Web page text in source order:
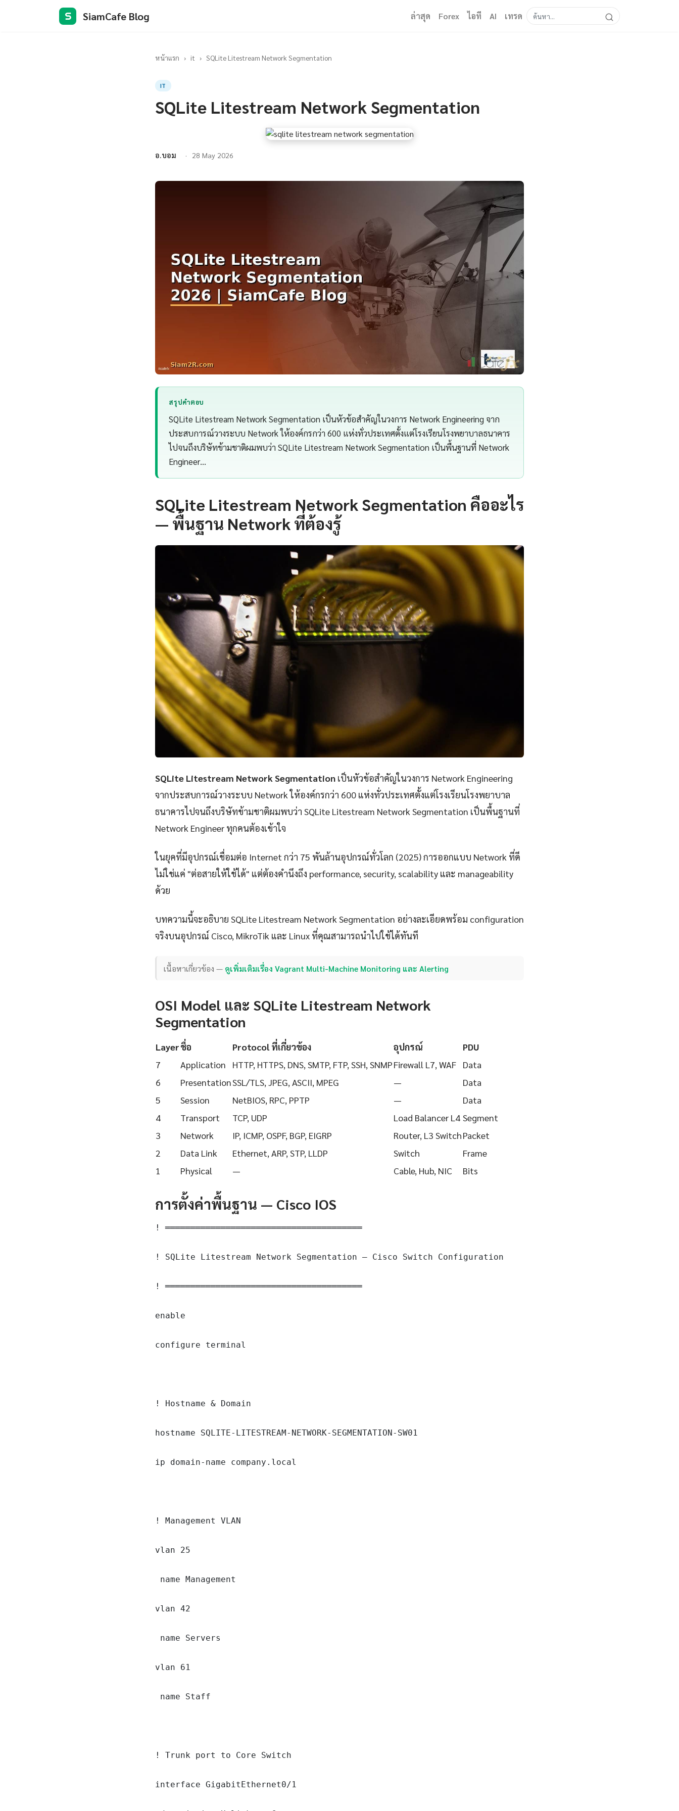
S SiamCafe Blog ล่าสุด Forex ไอที AI เทรด
หน้าแรก › it › SQLite Litestream Network Segmentation
IT
SQLite Litestream Network Segmentation
อ.บอม 28 May 2026
สรุปคำตอบ
SQLite Litestream Network Segmentation เป็นหัวข้อสำคัญในวงการ Network Engineering จาก
ประสบการณ์วางระบบ Network ให้องค์กรกว่า 600 แห่งทั่วประเทศตั้งแต่โรงเรียนโรงพยาบาลธนาคาร
ไปจนถึงบริษัทข้ามชาติผมพบว่า SQLite Litestream Network Segmentation เป็นพื้นฐานที่ Network
Engineer…
SQLite Litestream Network Segmentation คืออะไร
— พื้นฐาน Network ที่ต้องรู้
SQLite Litestream Network Segmentation เป็นหัวข้อสำคัญในวงการ Network Engineering
จากประสบการณ์วางระบบ Network ให้องค์กรกว่า 600 แห่งทั่วประเทศตั้งแต่โรงเรียนโรงพยาบาล
ธนาคารไปจนถึงบริษัทข้ามชาติผมพบว่า SQLite Litestream Network Segmentation เป็นพื้นฐานที่
Network Engineer ทุกคนต้องเข้าใจ
ในยุคที่มีอุปกรณ์เชื่อมต่อ Internet กว่า 75 พันล้านอุปกรณ์ทั่วโลก (2025) การออกแบบ Network ที่ดี
ไม่ใช่แค่ "ต่อสายให้ใช้ได้" แต่ต้องคำนึงถึง performance, security, scalability และ manageability
ด้วย
บทความนี้จะอธิบาย SQLite Litestream Network Segmentation อย่างละเอียดพร้อม configuration
จริงบนอุปกรณ์ Cisco, MikroTik และ Linux ที่คุณสามารถนำไปใช้ได้ทันที
เนื้อหาเกี่ยวข้อง — ดูเพิ่มเติมเรื่อง Vagrant Multi-Machine Monitoring และ Alerting
OSI Model และ SQLite Litestream Network
Segmentation
Layerชื่อ Protocol ที่เกี่ยวข้อง อุปกรณ์
PDU
7
Application HTTP, HTTPS, DNS, SMTP, FTP, SSH, SNMPFirewall L7, WAF
Data
6
PresentationSSL/TLS, JPEG, ASCII, MPEG —
Data
5
Session NetBIOS, RPC, PPTP —
Data
4
Transport TCP, UDP Load Balancer L4 Segment
3
Network IP, ICMP, OSPF, BGP, EIGRP Router, L3 SwitchPacket
2
Data Link Ethernet, ARP, STP, LLDP Switch
Frame
1
Physical — Cable, Hub, NIC Bits
การตั้งค่าพื้นฐาน — Cisco IOS
! ═══════════════════════════════════════
! SQLite Litestream Network Segmentation — Cisco Switch Configuration
! ═══════════════════════════════════════
enable
configure terminal
! Hostname & Domain
hostname SQLITE-LITESTREAM-NETWORK-SEGMENTATION-SW01
ip domain-name company.local
! Management VLAN
vlan 25
name Management
vlan 42
name Servers
vlan 61
name Staff
! Trunk port to Core Switch
interface GigabitEthernet0/1